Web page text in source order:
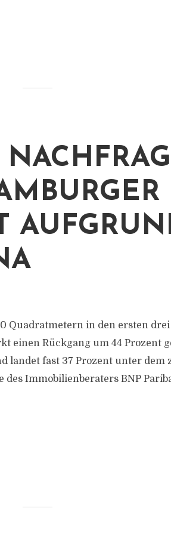
Quadratmetern in den ersten
einen Rückgang um 44 Prozent
landet fast 37 Prozent unter dem
Immobilienberaters BNP